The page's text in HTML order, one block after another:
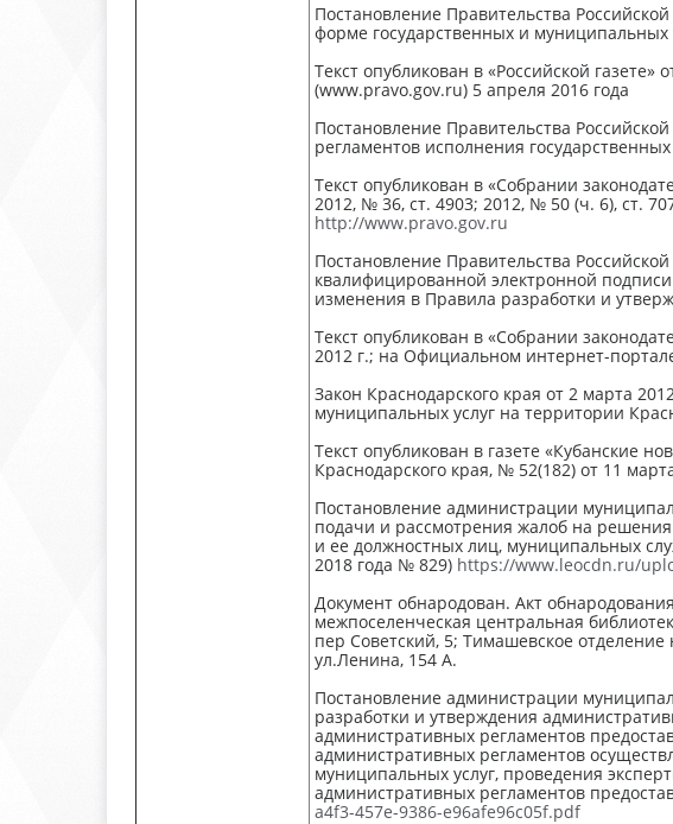
Постановление Правительства
форме государственных и муниципальных
Текст опубликован в «Российской
(www.pravo.gov.ru) 5 апреля 2016 года
Постановление Правительства
регламентов исполнения
Текст опубликован в «Собрании
2012, № 36, ст. 4903; 2012, № 50 (ч. 6), ст.
http://www.pravo.gov.ru
Постановление Правительства
квалифицированной электронной
изменения в Правила разработки и
Текст опубликован в «Собрании
2012 г.; на Официальном интернет-
Закон Краснодарского края от 2 марта
муниципальных услуг на территории
Текст опубликован в газете «Кубанские
Краснодарского края, № 52(182) от 11
Постановление администрации
подачи и рассмот­рения жалоб на
и ее должностных лиц, муниципальных
2018 года № 829) https://www.leocdn.ru/
Документ обнародован. Акт
межпоселенческая центральная
пер Советский, 5; Тимашевское
ул.Ленина, 154 А.
Постановление администрации
разработки и утверждения
административных регламентов
административных регламентов
муниципальных услуг, проведения
административных регламентов
a4f3-457e-9386-e96afe96c05f.pdf